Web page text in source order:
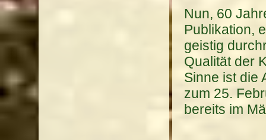
Nun, 60
Publikation,
geistig
Qualität der
Sinne ist die
zum 25.
bereits im